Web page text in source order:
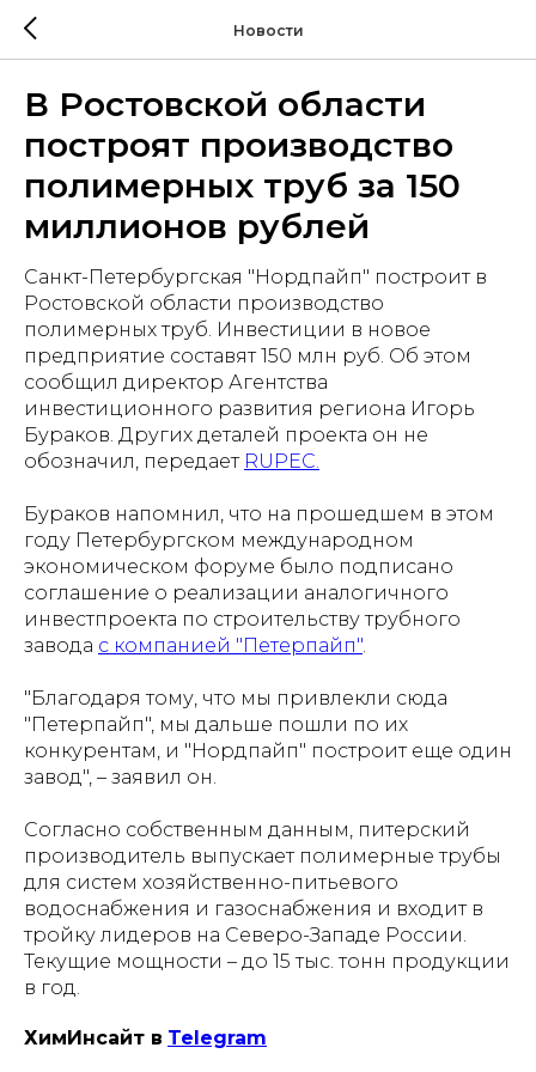
Новости
В Ростовской области
построят производство
полимерных труб за 150
миллионов рублей
Санкт-Петербургская "Нордпайп" построит в
Ростовской области производство
полимерных труб. Инвестиции в новое
предприятие составят 150 млн руб. Об этом
сообщил директор Агентства
инвестиционного развития региона Игорь
Бураков. Других деталей проекта он не
обозначил, передает RUPEC.
Бураков напомнил, что на прошедшем в этом
году Петербургском международном
экономическом форуме было подписано
соглашение о реализации аналогичного
инвестпроекта по строительству трубного
завода с компанией "Петерпайп".
"Благодаря тому, что мы привлекли сюда
"Петерпайп", мы дальше пошли по их
конкурентам, и "Нордпайп" построит еще один
завод", – заявил он.
Согласно собственным данным, питерский
производитель выпускает полимерные трубы
для систем хозяйственно-питьевого
водоснабжения и газоснабжения и входит в
тройку лидеров на Северо-Западе России.
Текущие мощности – до 15 тыс. тонн продукции
в год.
ХимИнсайт в Telegram